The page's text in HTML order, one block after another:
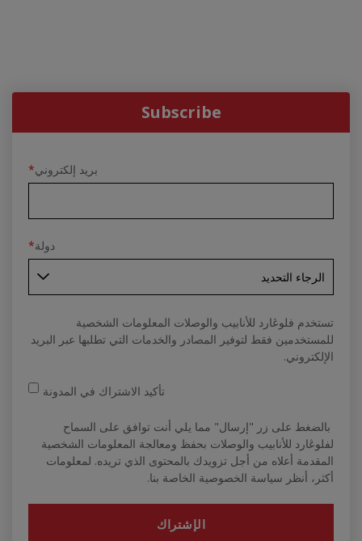
Subscribe
بريد إلكتروني*
دولة*
تستخدم فلوڠارد للأنابيب والوصلات المعلومات الشخصية
للمستخدمين فقط لتوفير المصادر والخدمات التي تطلبها عبر البريد
الإلكتروني.
تأكيد الاشتراك في المدونة
بالضغط على زر "إرسال" مما يلي أنت توافق على السماح
لفلوڠارد للأنابيب والوصلات بحفظ ومعالجة المعلومات الشخصية
المقدمة أعلاه من أجل تزويدك بالمحتوى الذي تريده. لمعلومات
أكثر، أنظر سياسة الخصوصية الخاصة بنا.